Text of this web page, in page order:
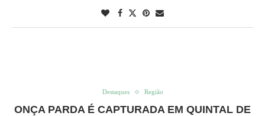
Destaques Região
ONÇA PARDA É CAPTURADA EM QUINTAL DE